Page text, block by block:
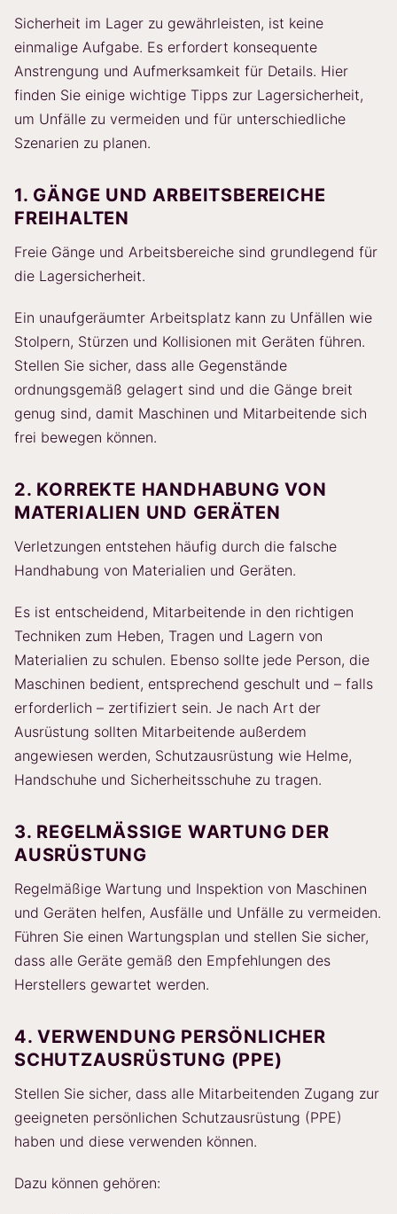
Sicherheit im Lager zu gewährleisten, ist keine
einmalige Aufgabe. Es erfordert konsequente
Anstrengung und Aufmerksamkeit für Details. Hier
finden Sie einige wichtige Tipps zur Lagersicherheit,
um Unfälle zu vermeiden und für unterschiedliche
Szenarien zu planen.
1. GÄNGE UND ARBEITSBEREICHE
FREIHALTEN
Freie Gänge und Arbeitsbereiche sind grundlegend für
die Lagersicherheit.
Ein unaufgeräumter Arbeitsplatz kann zu Unfällen wie
Stolpern, Stürzen und Kollisionen mit Geräten führen.
Stellen Sie sicher, dass alle Gegenstände
ordnungsgemäß gelagert sind und die Gänge breit
genug sind, damit Maschinen und Mitarbeitende sich
frei bewegen können.
2. KORREKTE HANDHABUNG VON
MATERIALIEN UND GERÄTEN
Verletzungen entstehen häufig durch die falsche
Handhabung von Materialien und Geräten.
Es ist entscheidend, Mitarbeitende in den richtigen
Techniken zum Heben, Tragen und Lagern von
Materialien zu schulen. Ebenso sollte jede Person, die
Maschinen bedient, entsprechend geschult und – falls
erforderlich – zertifiziert sein. Je nach Art der
Ausrüstung sollten Mitarbeitende außerdem
angewiesen werden, Schutzausrüstung wie Helme,
Handschuhe und Sicherheitsschuhe zu tragen.
3. REGELMÄSSIGE WARTUNG DER A
USRÜSTUNG
Regelmäßige Wartung und Inspektion von Maschinen
und Geräten helfen, Ausfälle und Unfälle zu vermeiden.
Führen Sie einen Wartungsplan und stellen Sie sicher,
dass alle Geräte gemäß den Empfehlungen des
Herstellers gewartet werden.
4. VERWENDUNG PERSÖNLICHER
SCHUTZAUSRÜSTUNG (PPE)
Stellen Sie sicher, dass alle Mitarbeitenden Zugang zur
geeigneten persönlichen Schutzausrüstung (PPE)
haben und diese verwenden können.
Dazu können gehören: